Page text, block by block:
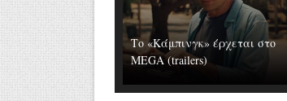
Το «Κάμπινγκ» έρχεται στο
MEGA (trailers)